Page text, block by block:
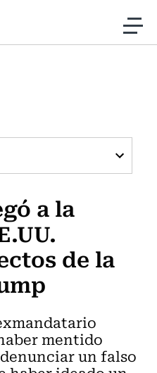
al contenido
a la
de la
mentido
un falso